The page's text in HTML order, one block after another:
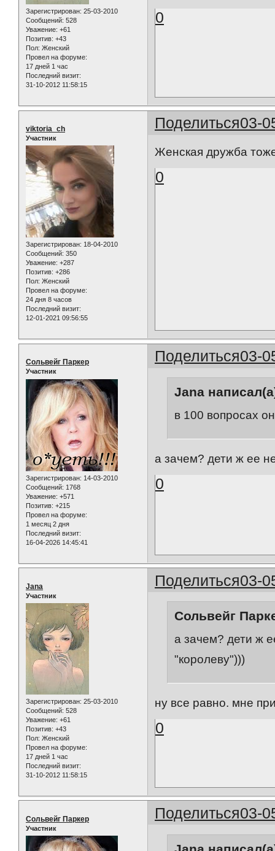
Зарегистрирован: 25-03-2010
Сообщений: 528
Уважение: +61
Позитив: +43
Пол: Женский
Провел на форуме:
17 дней 1 час
Последний визит:
31-10-2012 11:58:15
0
Поделиться03-
viktoria_ch
Участник
Зарегистрирован: 18-04-2010
Сообщений: 350
Уважение: +287
Позитив: +286
Пол: Женский
Провел на форуме:
24 дня 8 часов
Последний визит:
12-01-2021 09:56:55
Женская дружба
0
Поделиться03-
Сольвейг Паркер
Участник
Зарегистрирован: 14-03-2010
Сообщений: 1768
Уважение: +571
Позитив: +215
Провел на форуме:
1 месяц 2 дня
Последний визит:
16-04-2026 14:45:41
Jana
в 100 вопросах
а зачем? дети ж ее
0
Поделиться03-
Jana
Участник
Зарегистрирован: 25-03-2010
Сообщений: 528
Уважение: +61
Позитив: +43
Пол: Женский
Провел на форуме:
17 дней 1 час
Последний визит:
31-10-2012 11:58:15
Сольвейг
а зачем? дети ж
"королеву")))
ну все равно. мне
0
Поделиться03-
Сольвейг Паркер
Участник